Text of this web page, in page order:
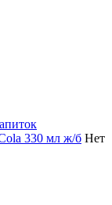
330 мл ж/б Нет